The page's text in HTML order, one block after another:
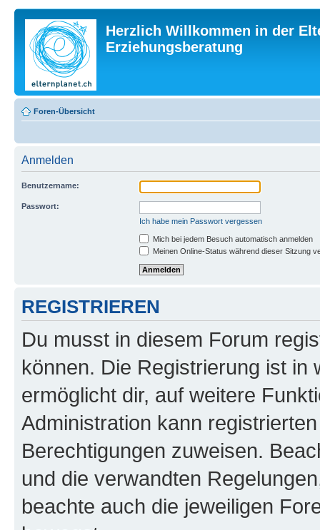
Herzlich Willkommen in der
Erziehungsberatung
Foren-Übersicht
Anmelden
Benutzername:
Passwort:
Ich habe mein Passwort vergessen
Mich bei jedem Besuch automatisch anmelden
Meinen Online-Status während dieser Sitzung
REGISTRIEREN
Du musst in diesem Forum
können. Die Registrierung ist in
ermöglicht dir, auf weitere
Administration kann
Berechtigungen zuweisen.
und die verwandten
beachte auch die jeweiligen